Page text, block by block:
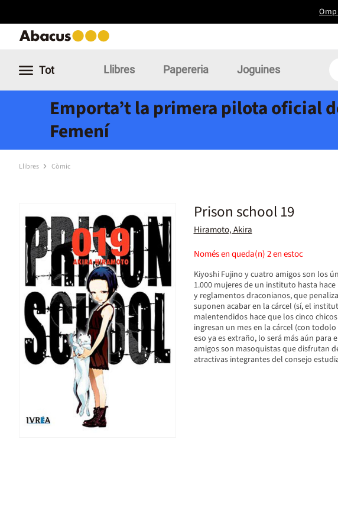
Tot Llibres Papereria Joguines
Emporta’t la primera pilota oficial
Femení
Llibres Còmic
Prison school 19
Hiramoto, Akira
Només en queda(n)2en estoc
Kiyoshi Fujino y cuatro amigos son los
1.000 mujeres de un instituto hasta
y reglamentos draconianos, que
suponen acabar en la cárcel (sí, el
malentendidos hace que los cinco
ingresan un mes en la cárcel (con
eso ya es extraño, lo será más aún para
amigos son masoquistas que disfrutan
atractivas integrantes del consejo